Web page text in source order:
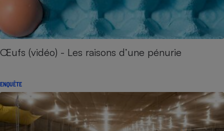
Œufs (vidéo) - Les raisons d’une pénurie
ENQUÊTE